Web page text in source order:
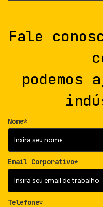
Fale
podemos
Nome*
Email Corporativo*
Telefone*